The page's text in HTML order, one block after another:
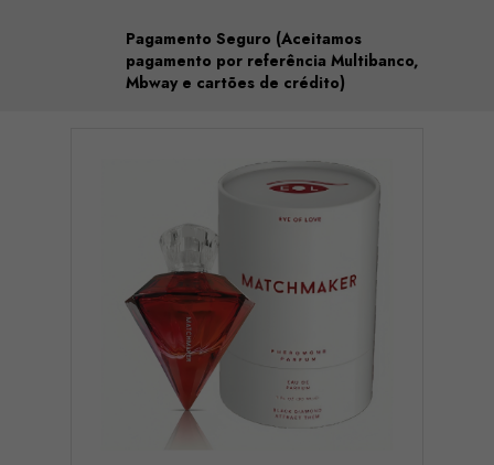
Pagamento Seguro (Aceitamos
pagamento por referência Multibanco,
Mbway e cartões de crédito)